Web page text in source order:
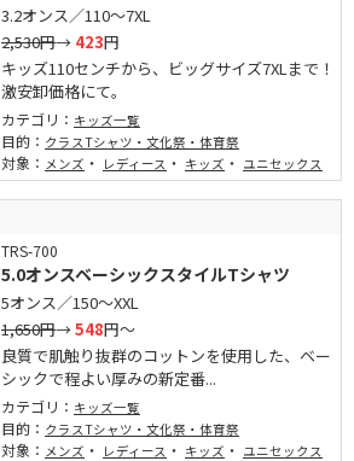
3.2オンス／110～7XL
2,530円→ 423円
キッズ110センチから、ビッグサイズ7XLまで！
激安卸価格にて。
カテゴリ： キッズ一覧
目的： クラスTシャツ・文化祭・体育祭
対象： メンズ ・ レディース ・ キッズ ・ ユニセックス
TRS-700
5.0オンスベーシックスタイルTシャツ
5オンス／150～XXL
1,650円→548円～
良質で肌触り抜群のコットンを使用した、ベー
シックで程よい厚みの新定番...
カテゴリ： キッズ一覧
目的： クラスTシャツ・文化祭・体育祭
対象： メンズ ・ レディース ・ キッズ ・ ユニセックス